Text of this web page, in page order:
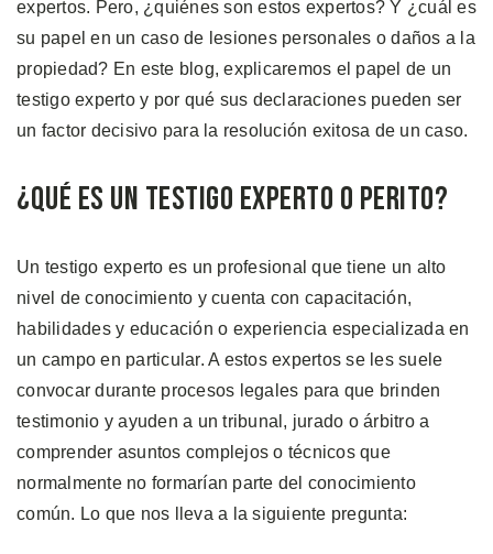
expertos. Pero, ¿quiénes son estos expertos? Y ¿cuál es
su papel en un caso de lesiones personales o daños a la
propiedad? En este blog, explicaremos el papel de un
testigo experto y por qué sus declaraciones pueden ser
un factor decisivo para la resolución exitosa de un caso.
¿Qué Es un Testigo Experto o Perito?
Un testigo experto es un profesional que tiene un alto
nivel de conocimiento y cuenta con capacitación,
habilidades y educación o experiencia especializada en
un campo en particular. A estos expertos se les suele
convocar durante procesos legales para que brinden
testimonio y ayuden a un tribunal, jurado o árbitro a
comprender asuntos complejos o técnicos que
normalmente no formarían parte del conocimiento
común. Lo que nos lleva a la siguiente pregunta: